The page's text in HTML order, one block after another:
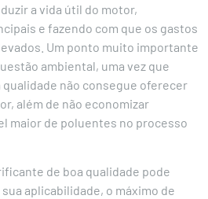
a vida útil do motor,
e fazendo com que os gastos
Um ponto muito importante
ambiental, uma vez que
não consegue oferecer
além de não economizar
maior de poluentes no processo
de boa qualidade pode
aplicabilidade, o máximo de